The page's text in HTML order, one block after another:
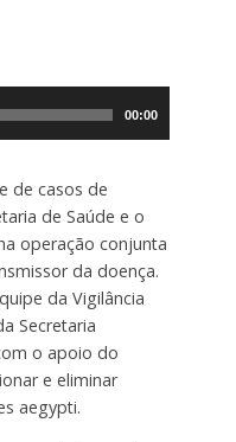
00:00
de casos de
de Saúde e o
operação conjunta
da doença.
da Vigilância
Secretaria
o apoio do
e eliminar
aegypti.